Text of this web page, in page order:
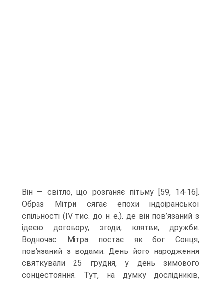
Він — світло, що розганяє пітьму [59, 14-16].
Образ Мітри сягає епохи індоірансь­кої
спільності (IV тис. до н. е.), де він пов’язаний з
ідеєю договору, згоди, клятви, дружби.
Водночас Мітра постає як бог Сонця,
пов’язаний з водами. День його народження
святкували 25 грудня, у день зимового
сонцестояння. Тут, на думку до­слідників,